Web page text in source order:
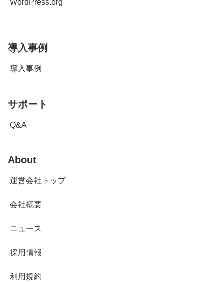
WordPress.org
導入事例
導入事例
サポート
Q&A
About
運営会社トップ
会社概要
ニュース
採用情報
利用規約